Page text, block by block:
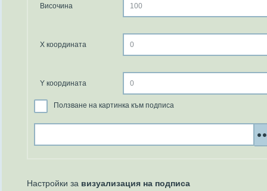
Височина
X координата
Y координата
Ползване на картинка към подписа
Настройки за визуализация на подписа